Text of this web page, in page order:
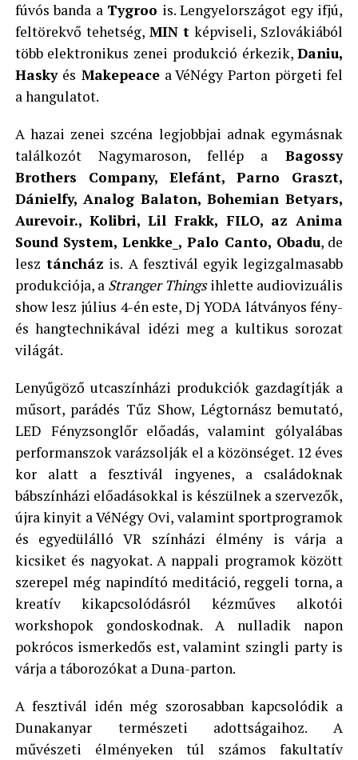
fúvós banda a Tygroo is. Lengyelországot egy ifjú,
feltörekvő tehetség, MIN t képviseli, Szlovákiából
több elektronikus zenei produkció érkezik,Daniu,
Hasky és Makepeace a VéNégy Parton pörgeti fel
a hangulatot.
A hazai zenei szcéna legjobbjai adnak egymásnak
találkozót Nagymaroson, fellép a Bagossy
Brothers Company, Elefánt, Parno Graszt,
Dánielfy, Analog Balaton, Bohemian Betyars,
Aurevoir., Kolibri, Lil Frakk, FILO, az Anima
Sound System, Lenkke_, Palo Canto, Obadu, de
lesz táncház is. A fesztivál egyik legizgalmasabb
produkciója, a Stranger Thingsihlette audiovizuális
show lesz július 4-én este, Dj YODA látványos fény-
és hangtechnikával idézi meg a kultikus sorozat
világát.
Lenyűgöző utcaszínházi produkciók gazdagítják a
műsort, parádés Tűz Show, Légtornász bemutató,
LED Fényzsonglőr előadás, valamint gólyalábas
performanszok varázsolják el a közönséget. 12 éves
kor alatt a fesztivál ingyenes, a családoknak
bábszínházi előadásokkal is készülnek a szervezők,
újra kinyit a VéNégy Ovi, valamint sportprogramok
és egyedülálló VR színházi élmény is várja a
kicsiket és nagyokat. A nappali programok között
szerepel még napindító meditáció, reggeli torna, a
kreatív kikapcsolódásról kézműves alkotói
workshopok gondoskodnak. A nulladik napon
pokrócos ismerkedős est, valamint szingli party is
várja a táborozókat a Duna-parton.
A fesztivál idén még szorosabban kapcsolódik a
Dunakanyar természeti adottságaihoz. A
művészeti élményeken túl számos fakultatív